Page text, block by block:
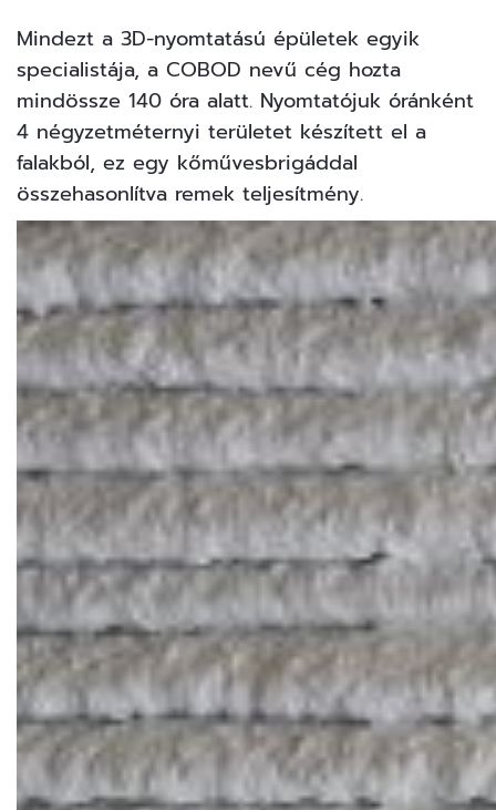
Mindezt a 3D-nyomtatású épületek egyik
specialistája, a COBOD nevű cég hozta
mindössze 140 óra alatt. Nyomtatójuk óránként
4 négyzetméternyi területet készített el a
falakból, ez egy kőművesbrigáddal
összehasonlítva remek teljesítmény.